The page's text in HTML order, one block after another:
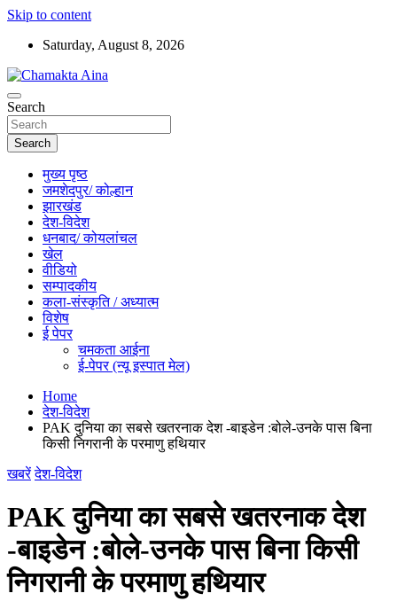
Skip to content
Saturday, August 8, 2026
Chamakta Aina
Hindi News Paper – Jharkhand
Search
Search
मुख्य पृष्ठ
जमशेदपुर/ कोल्हान
झारखंड
देश-विदेश
धनबाद/ कोयलांचल
खेल
वीडियो
सम्पादकीय
कला-संस्कृति / अध्यात्म
विशेष
ई पेपर
चमकता आईना
ई-पेपर (न्यू इस्पात मेल)
Home
देश-विदेश
PAK दुनिया का सबसे खतरनाक देश -बाइडेन :बोले-उनके पास बिना
किसी निगरानी के परमाणु हथियार
खबरें देश-विदेश
PAK दुनिया का सबसे खतरनाक देश
-बाइडेन :बोले-उनके पास बिना किसी
निगरानी के परमाणु हथियार